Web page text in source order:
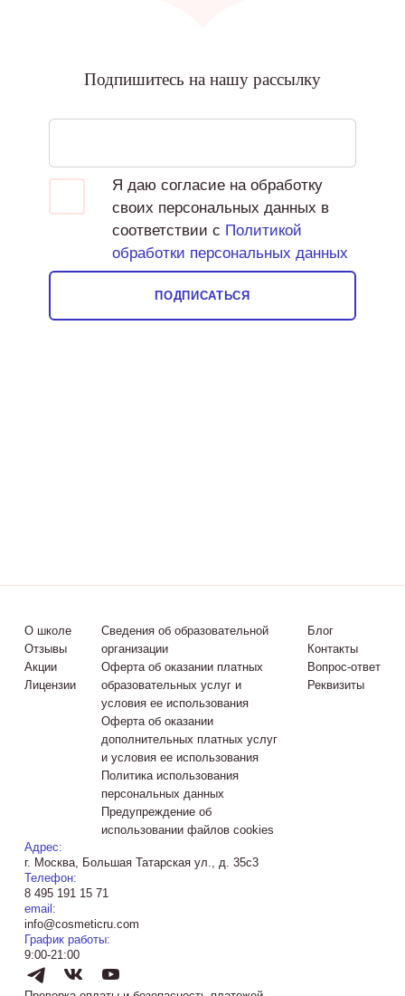
Подпишитесь на нашу рассылку
Я даю согласие на обработку
своих персональных данных в
соответствии с Политикой
обработки персональных данных
ПОДПИСАТЬСЯ
О школе
Отзывы
Акции
Лицензии
Сведения об образовательной
организации
Оферта об оказании платных
образовательных услуг и
условия ее использования
Оферта об оказании
дополнительных платных услуг
и условия ее использования
Политика использования
персональных данных
Предупреждение об
использовании файлов cookies
Блог
Контакты
Вопрос-ответ
Реквизиты
Адрес:
г. Москва, Большая Татарская ул., д. 35с3
Телефон:
8 495 191 15 71
email:
info@cosmeticru.com
График работы:
9:00-21:00